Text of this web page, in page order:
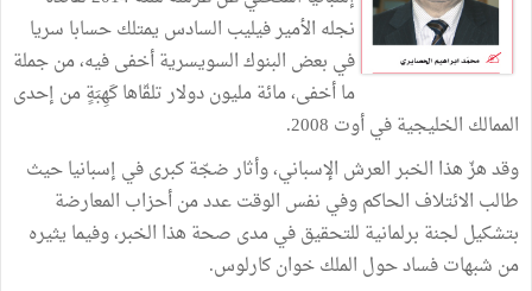
نجله الأمير فيليب السادس يمتلك حسابا سريا
في بعض البنوك السويسرية أخفى فيه، من جملة
ما أخفى، مائة مليون دولار تلقّاها كَهِبَةٍ من إحدى
الممالك الخليجية في أوت 2008.
وقد هزّ هذا الخبر العرش الإسباني، وأثار ضجّة كبرى في إسبانيا حيث
طالب الائتلاف الحاكم وفي نفس الوقت عدد من أحزاب المعارضة
بتشكيل لجنة برلمانية للتحقيق في مدى صحة هذا الخبر، وفيما يثيره
من شبهات فساد حول الملك خوان كارلوس.